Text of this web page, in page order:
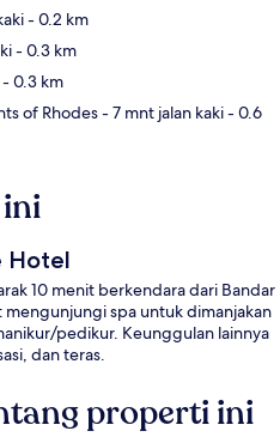
- 0.2 km
- 0.3 km
- 0.3 km
of Rhodes- 7 mnt jalan kaki- 0.6
Hotel
10 menit berkendara dari Bandar
mengunjungi spa untuk dimanjakan
pedikur. Keunggulan lainnya
dan teras.
properti ini